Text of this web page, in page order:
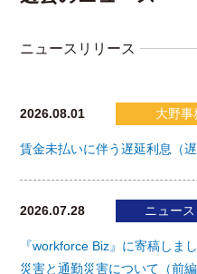
ニュースリリース
2026.08.01 大野事
賃金未払いに伴う遅延利息（
2026.07.28 ニュース
『workforce Biz』に寄稿しま
災害と通勤災害について（前編